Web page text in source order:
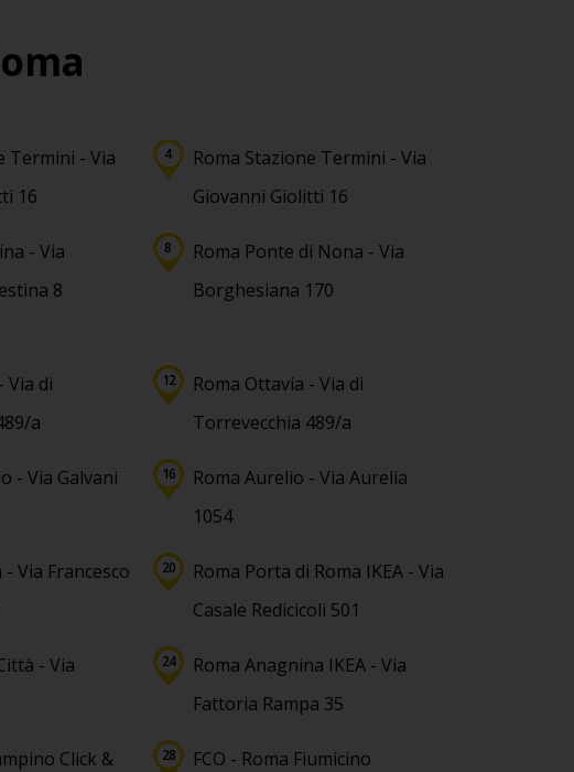
Termini - Via
16
Roma Stazione Termini - Via
Giovanni Giolitti 16
- Via
8
Roma Ponte di Nona - Via
Borghesiana 170
Via di
a
Roma Ottavia - Via di
Torrevecchia 489/a
- Via Galvani
Roma Aurelio - Via Aurelia
1054
Via Francesco
Roma Porta di Roma IKEA - Via
Casale Redicicoli 501
- Via
Roma Anagnina IKEA - Via
Fattoria Rampa 35
Click &
FCO - Roma Fiumicino